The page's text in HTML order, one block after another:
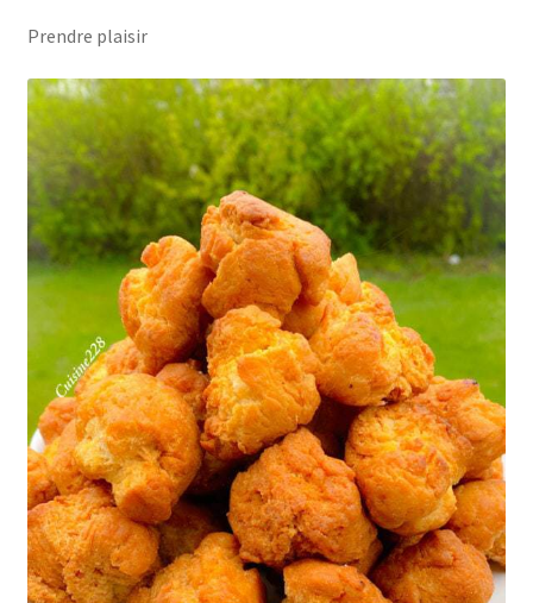
Prendre plaisir